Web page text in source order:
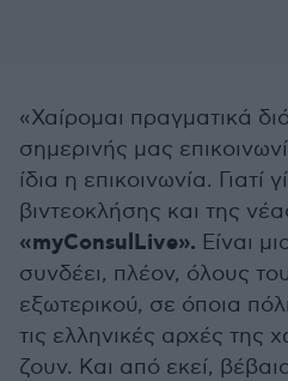
«Χαίρομαι πραγματικά
σημερινής μας
ίδια η επικοινωνία. Γιατί
βιντεοκλήσης και της
«myConsulLive». Είναι
συνδέει, πλέον, όλους
εξωτερικού, σε όποια
τις ελληνικές αρχές της
ζουν. Και από εκεί,